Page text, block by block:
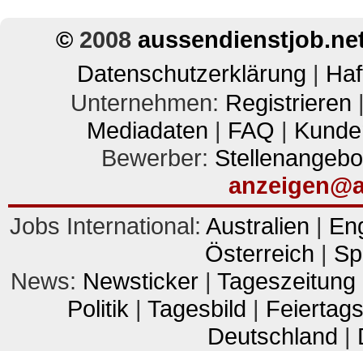
© 2008
Datenschutzerklärung |
Unternehmen: Registrieren
Mediadaten | FAQ |
Bewerber:
Jobs International: Australien |
Österreich |
News: Newsticker |Tageszeitung
Politik | Tagesbild |
Deutschland |